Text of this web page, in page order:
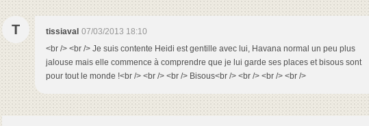
T tissiaval 07/03/2013 18:10
<br /> <br /> Je suis contente Heidi est gentille avec lui, Havana normal un peu plus
jalouse mais elle commence à comprendre que je lui garde ses places et bisous sont
pour tout le monde !<br /> <br /> <br /> Bisous<br /> <br /> <br /> <br />